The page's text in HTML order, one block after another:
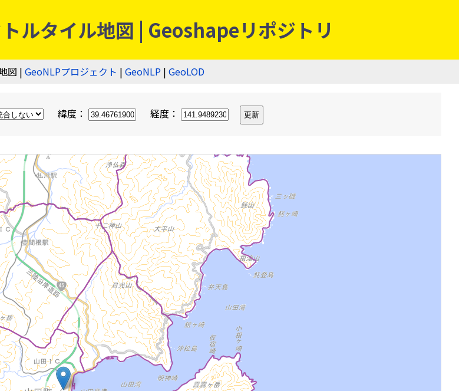
ルタイル地図 | Geoshapeリポジトリ
図 | GeoNLPプロジェクト | GeoNLP | GeoLOD
緯度： 経度：